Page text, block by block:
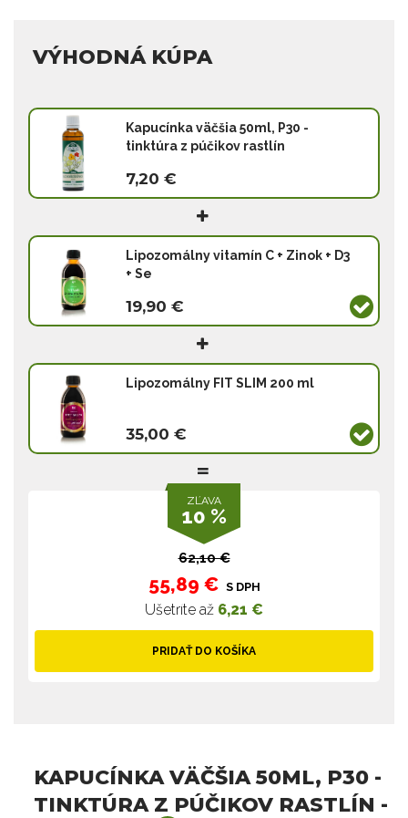
VÝHODNÁ KÚPA
Kapucínka väčšia 50ml, P30 -
tinktúra z púčikov rastlín
7,20 €
Lipozomálny vitamín C + Zinok + D3
+ Se
19,90 €
Lipozomálny FIT SLIM 200 ml
35,00 €
ZĽAVA
10 %
62,10 €
55,89 € S DPH
Ušetríte až 6,21 €
PRIDAŤ DO KOŠÍKA
KAPUCÍNKA VÄČŠIA 50ML, P30 -
TINKTÚRA Z PÚČIKOV RASTLÍN -